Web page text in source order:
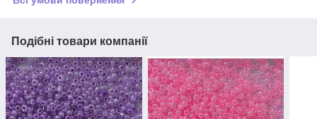
Подібні товари компанії